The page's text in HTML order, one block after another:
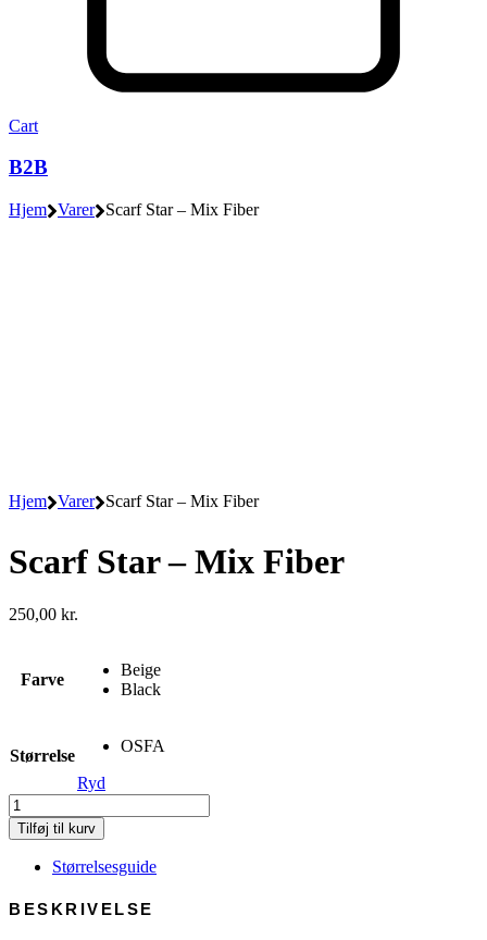
Cart
B2B
Hjem Varer Scarf Star – Mix Fiber
Hjem Varer Scarf Star – Mix Fiber
Scarf Star – Mix Fiber
250,00 kr.
Farve
Beige
Black
Størrelse
OSFA
Ryd
Scarf
Star
-
Mix
antal
Tilføj til kurv
Størrelsesguide
BESKRIVELSE